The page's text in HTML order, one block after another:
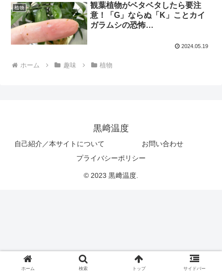
植物
観葉植物がベタベタしたら要注
意！「G」ならぬ「K」ことカイ
ガラムシの恐怖…
2024.05.19
ホーム 趣味 植物
黒﨑温度
自己紹介／本サイトについて
お問い合わせ
プライバシーポリシー
© 2023 黒﨑温度.
ホーム 検索 トップ サイドバー